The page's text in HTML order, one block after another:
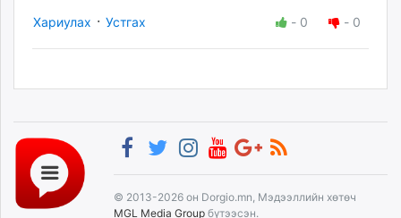
Хариулах · Устгах - 0 - 0
© 2013-2026 он Dorgio.mn, Мэдээллийн хөтөч
MGL Media Group бүтээсэн.